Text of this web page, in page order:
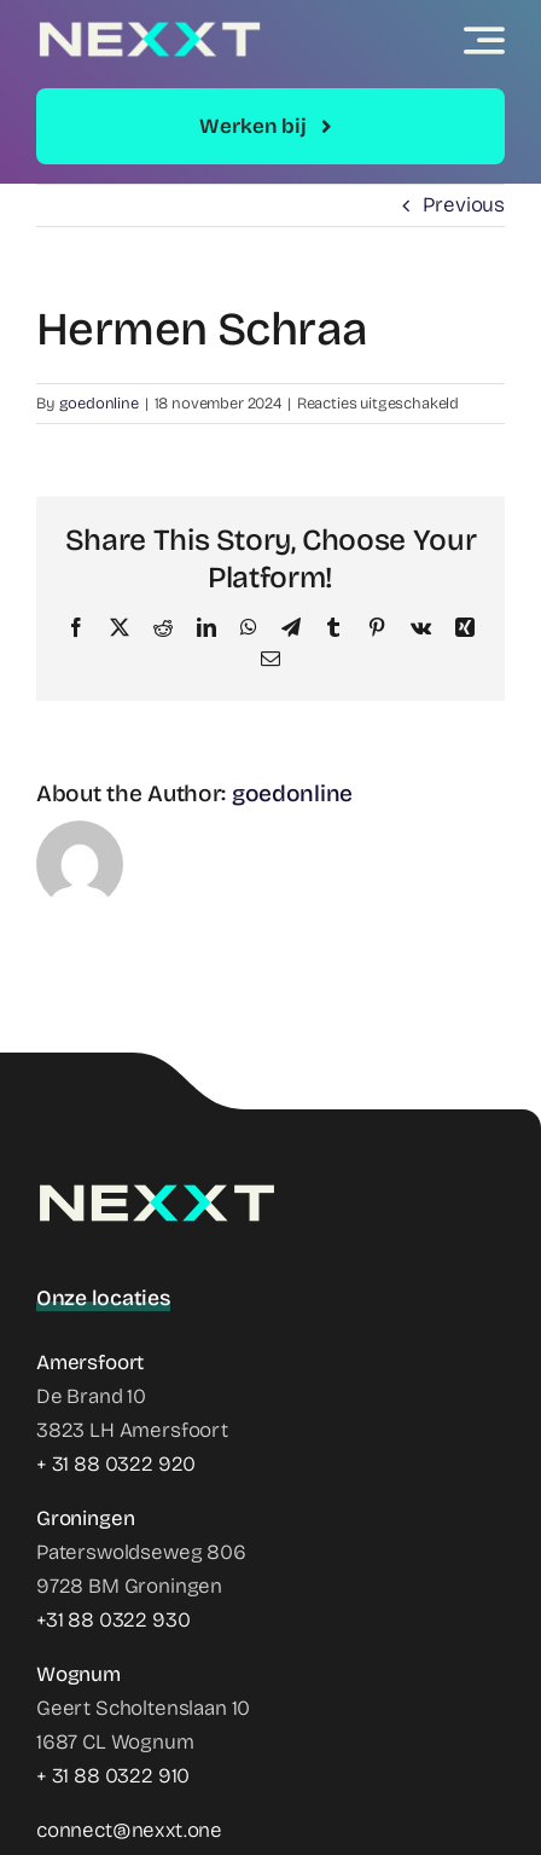
content
Werken bij
Previous
Hermen Schraa
By goedonline | 18 november 2024 | Reacties uitgeschakeld
Hermen
Share This Story, Choose Your
Platform!
Facebook
X RedditLinkedInWhatsApp
TelegramTumblr PinterestVk
Xing
Email
About the Author: goedonline
Onze locaties
Amersfoort
De Brand 10
3823 LH Amersfoort
+ 31 88 0322 920
Groningen
Paterswoldseweg 806
9728 BM Groningen
+31 88 0322 930
Wognum
Geert Scholtenslaan 10
1687 CL Wognum
+ 31 88 0322 910
connect@nexxt.one